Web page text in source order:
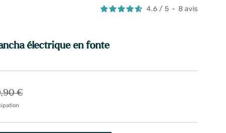
électrique en fonte
4.6 / 5 - 8avis
€